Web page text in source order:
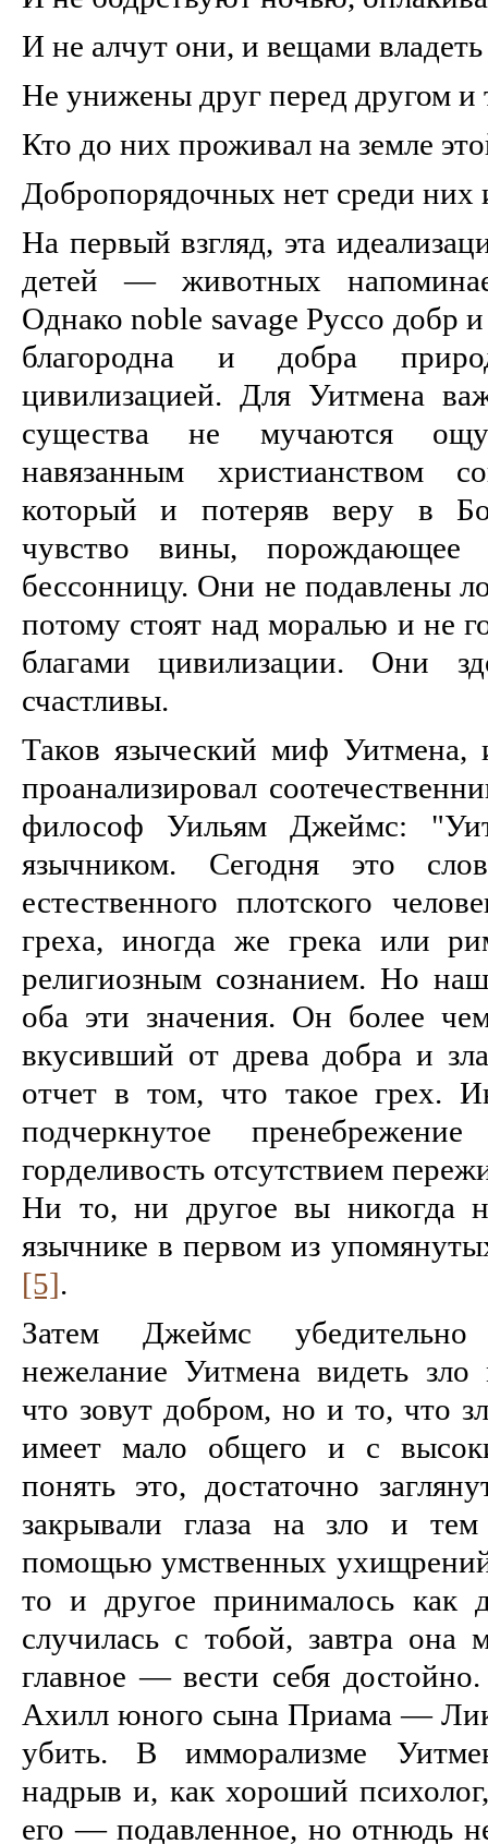
И не алчут они, и вещами
Не унижены друг перед другом и
Кто до них проживал на земле
Добропорядочных нет среди них
На первый взгляд, эта
детей — животных
Однако noble savage Руссо добр
благородна и добра
цивилизацией. Для Уитмена
существа не мучаются
навязанным христианством
который и потеряв веру в
чувство вины, порождающее
бессонницу. Они не подавлены
потому стоят над моралью и не
благами цивилизации. Они
счастливы.
Таков языческий миф
проанализировал
философ Уильям Джеймс:
язычником. Сегодня это
естественного плотского
греха, иногда же грека или
религиозным сознанием. Но
оба эти значения. Он более
вкусивший от древа добра и
отчет в том, что такое грех.
подчеркнутое
горделивость отсутствием
Ни то, ни другое вы никогда
язычнике в первом из
[5].
Затем Джеймс убедительно
нежелание Уитмена видеть
что зовут добром, но и то, что
имеет мало общего и с
понять это, достаточно
закрывали глаза на зло и
помощью умственных
то и другое принималось как
случилась с тобой, завтра она
главное — вести себя
Ахилл юного сына Приама —
убить. В имморализме
надрыв и, как хороший
его — подавленное, но отнюдь